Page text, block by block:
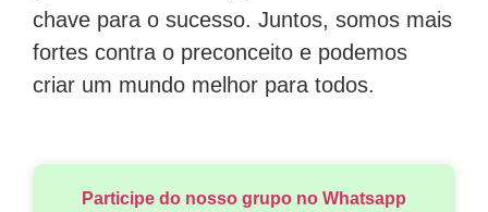
chave para o sucesso. Juntos, somos mais
fortes contra o preconceito e podemos
criar um mundo melhor para todos.
Participe do nosso grupo no Whatsapp